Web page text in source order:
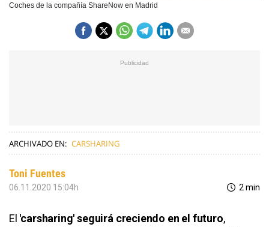
Coches de la compañía ShareNow en Madrid
ARCHIVADO EN: CARSHARING
Toni Fuentes
06.11.2020 15:04h 2 min
El 'carsharing' seguirá creciendo en el futuro,